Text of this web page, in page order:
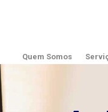
Quem Somos